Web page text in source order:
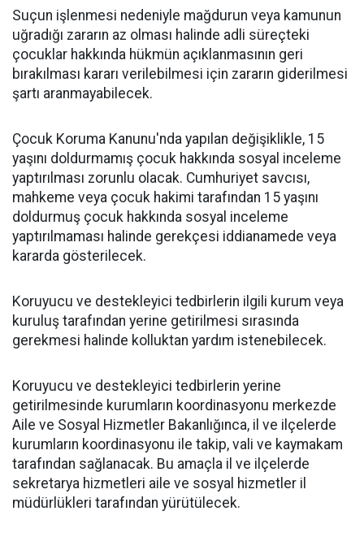
Suçun işlenmesi nedeniyle mağdurun veya kamunun
uğradığı zararın az olması halinde adli süreçteki
çocuklar hakkında hükmün açıklanmasının geri
bırakılması kararı verilebilmesi için zararın giderilmesi
şartı aranmayabilecek.
Çocuk Koruma Kanunu'nda yapılan değişiklikle, 15
yaşını doldurmamış çocuk hakkında sosyal inceleme
yaptırılması zorunlu olacak. Cumhuriyet savcısı,
mahkeme veya çocuk hakimi tarafından 15 yaşını
doldurmuş çocuk hakkında sosyal inceleme
yaptırılmaması halinde gerekçesi iddianamede veya
kararda gösterilecek.
Koruyucu ve destekleyici tedbirlerin ilgili kurum veya
kuruluş tarafından yerine getirilmesi sırasında
gerekmesi halinde kolluktan yardım istenebilecek.
Koruyucu ve destekleyici tedbirlerin yerine
getirilmesinde kurumların koordinasyonu merkezde
Aile ve Sosyal Hizmetler Bakanlığınca, il ve ilçelerde
kurumların koordinasyonu ile takip, vali ve kaymakam
tarafından sağlanacak. Bu amaçla il ve ilçelerde
sekretarya hizmetleri aile ve sosyal hizmetler il
müdürlükleri tarafından yürütülecek.